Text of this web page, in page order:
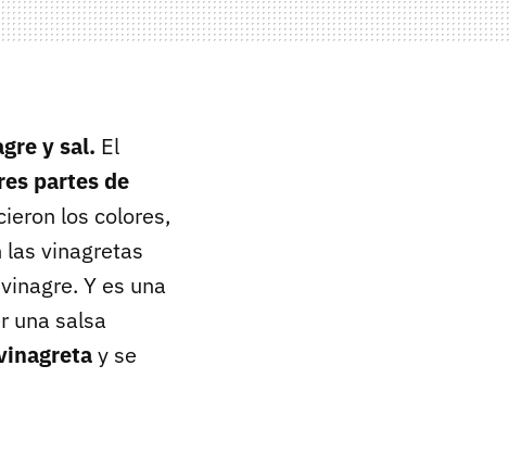
y sal. El
partes de
los colores,
vinagretas
Y es una
una salsa
y se